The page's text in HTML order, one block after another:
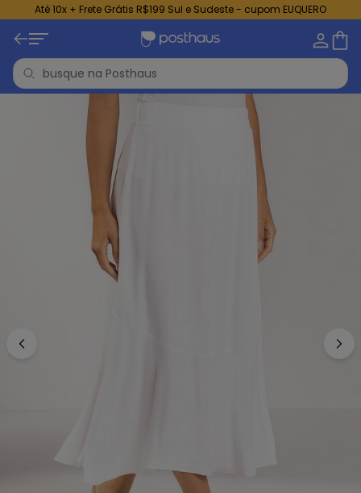
Até 10x + Frete Grátis R$199 Sul e Sudeste - cupom EUQUERO